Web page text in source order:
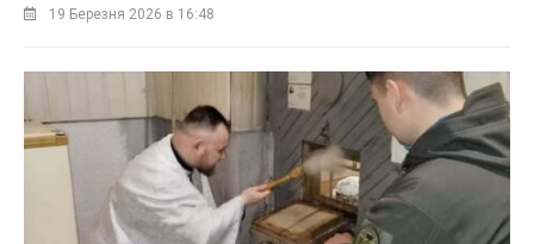
19 Березня 2026 в 16:48